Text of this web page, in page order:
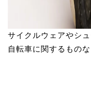
サイクルウェアやシ
自転車に関するもの